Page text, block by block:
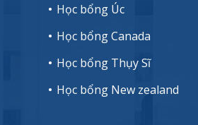
Học bổng Úc
Học bổng Canada
Học bổng Thụy Sĩ
Học bổng New zealand